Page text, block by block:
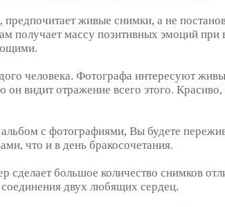
предпочитает живые снимки, а не
получает массу позитивных эмоций при
человека. Фотографа интересуют
видит отражение всего этого. Красиво,
с фотографиями, Вы будете
что и в день бракосочетания.
сделает большое количество снимков
двух любящих сердец.